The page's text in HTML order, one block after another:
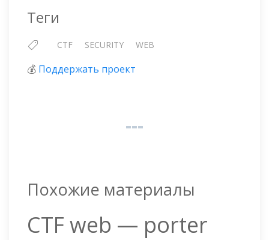
Теги
CTF SECURITY WEB
💰 Поддержать проект
Похожие материалы
CTF web — porter